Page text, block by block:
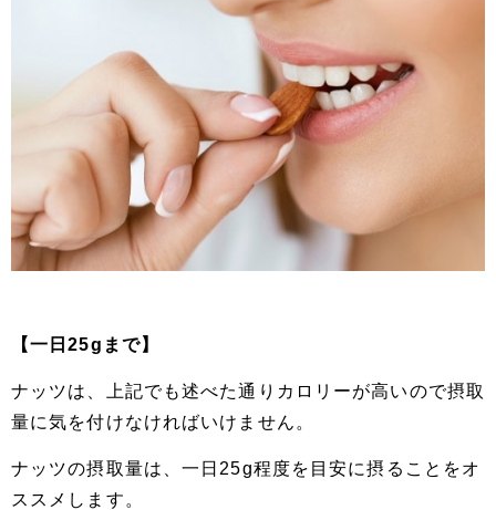
【一日25gまで】
ナッツは、上記でも述べた通りカロリーが高いので摂取
量に気を付けなければいけません。
ナッツの摂取量は、一日25g程度を目安に摂ることをオ
ススメします。